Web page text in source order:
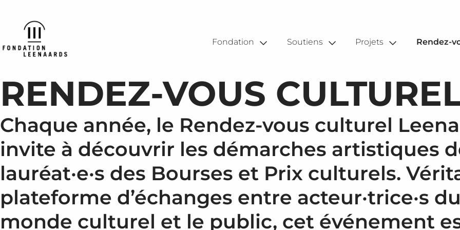
Fondation
Regards / Rapport annuel
Logos
Nous
Soutiens
Axes de soutien
Prix culturels
Bourses culturelles
Projets soutenus
Articles Regards
Prix scientifique
Rendez-vous
Projets Rendez-
vous sciences & santé
vous âges & société
RENDEZ-VOUS
Chaque année, le Rendez-vous culturel
invite à découvrir les démarches artistiques
lauréat·e·s des Bourses et Prix culturels.
plateforme d’échanges entre acteur·trice·s du
monde culturel et le public, cet événement